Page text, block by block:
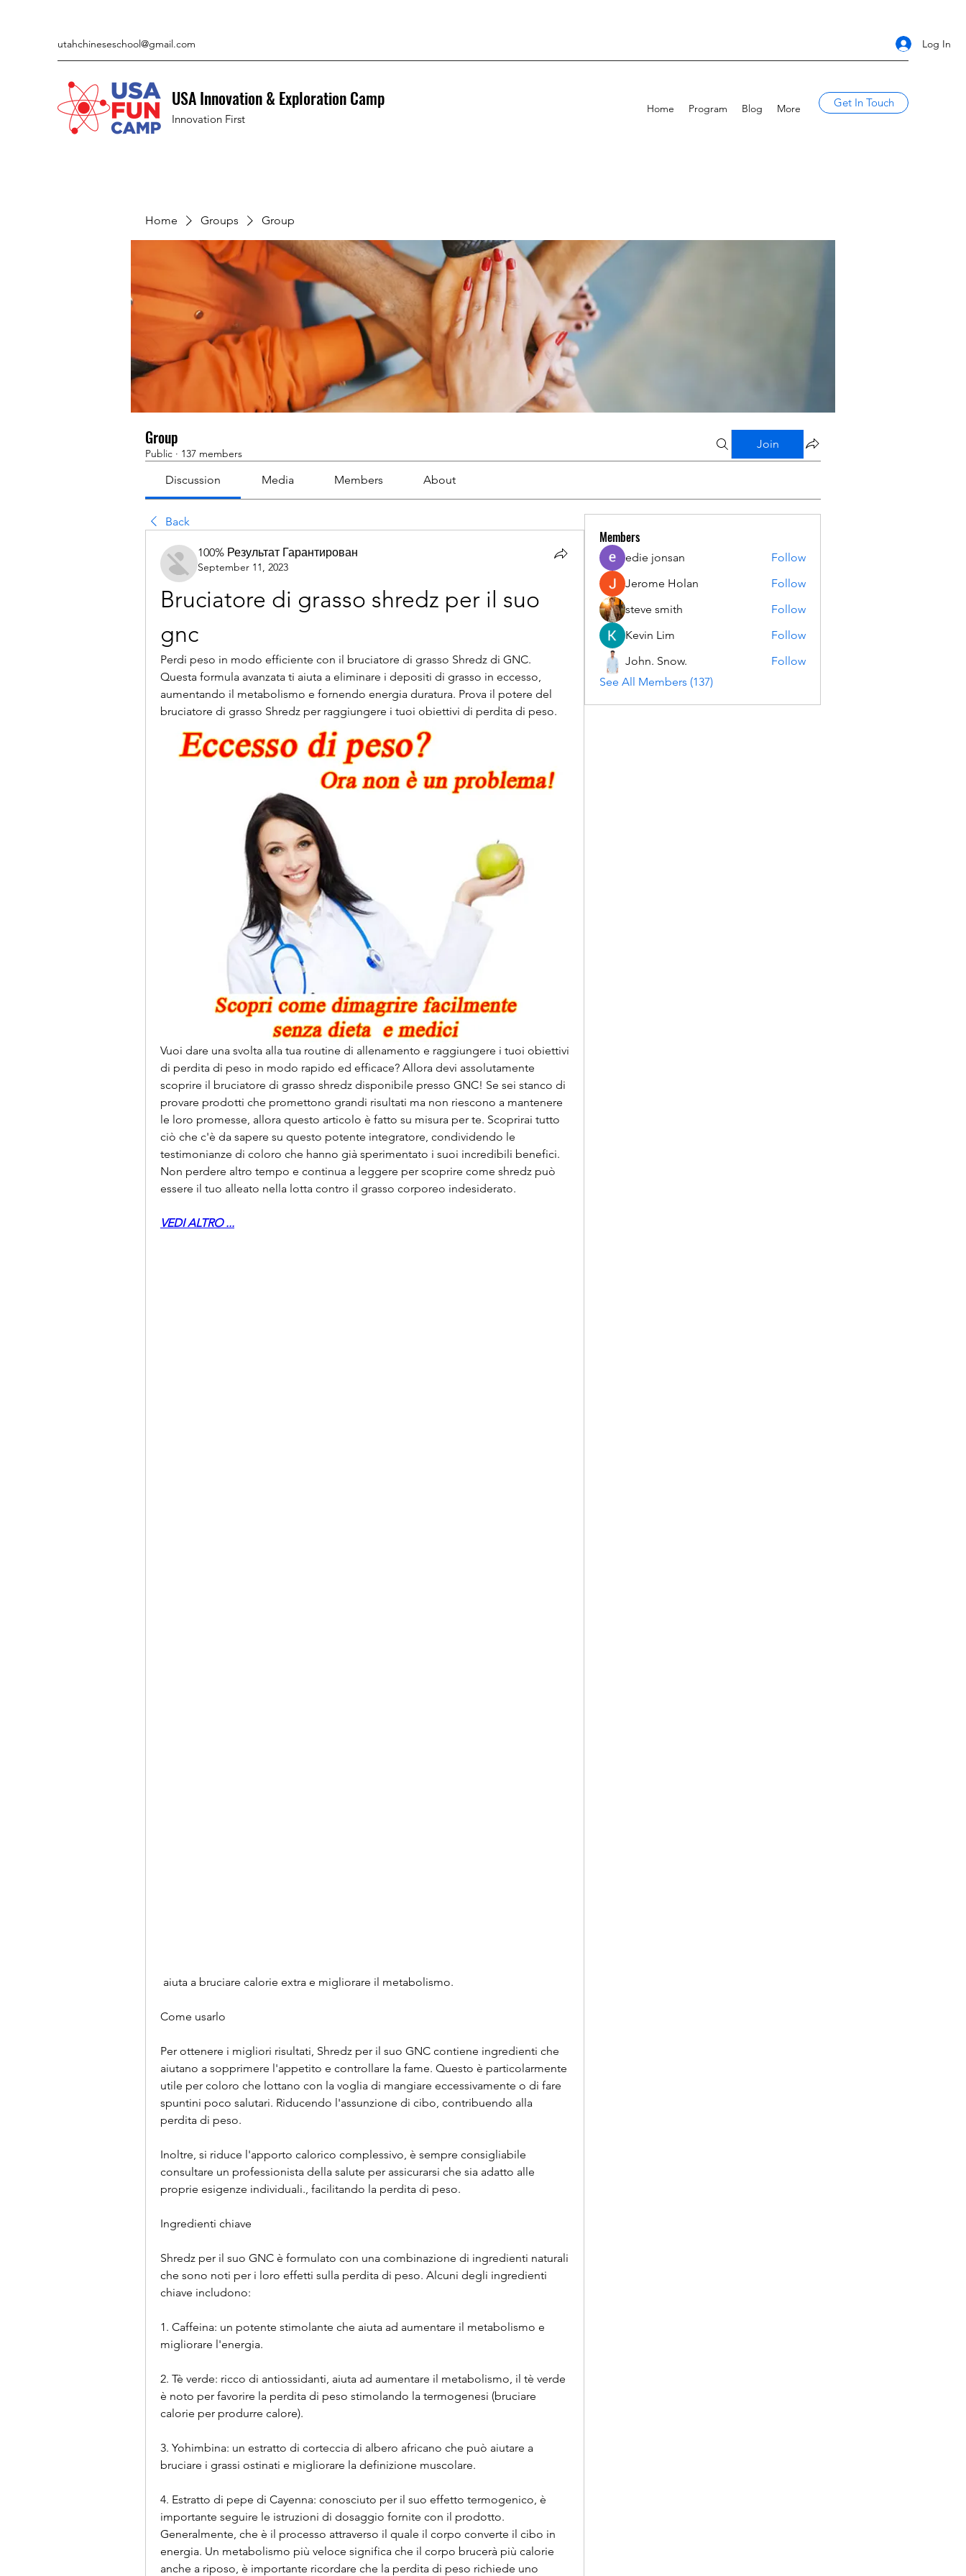
utahchineseschool@gmail.com Log In
USA Innovation & Exploration Camp
Innovation First
Home Program Blog More Get In Touch
Home Groups Group
Group
Public · 137 members
Join
Discussion Media Members About
Back
100% Результат Гарантирован
September 11, 2023
Bruciatore di grasso shredz per il suo
gnc
Perdi peso in modo efficiente con il bruciatore di grasso Shredz di GNC.
Questa formula avanzata ti aiuta a eliminare i depositi di grasso in eccesso,
aumentando il metabolismo e fornendo energia duratura. Prova il potere del
bruciatore di grasso Shredz per raggiungere i tuoi obiettivi di perdita di peso.
Vuoi dare una svolta alla tua routine di allenamento e raggiungere i tuoi obiettivi
di perdita di peso in modo rapido ed efficace? Allora devi assolutamente
scoprire il bruciatore di grasso shredz disponibile presso GNC! Se sei stanco di
provare prodotti che promettono grandi risultati ma non riescono a mantenere
le loro promesse, allora questo articolo è fatto su misura per te. Scoprirai tutto
ciò che c'è da sapere su questo potente integratore, condividendo le
testimonianze di coloro che hanno già sperimentato i suoi incredibili benefici.
Non perdere altro tempo e continua a leggere per scoprire come shredz può
essere il tuo alleato nella lotta contro il grasso corporeo indesiderato.
VEDI ALTRO ...
aiuta a bruciare calorie extra e migliorare il metabolismo.
Come usarlo
Per ottenere i migliori risultati, Shredz per il suo GNC contiene ingredienti che
aiutano a sopprimere l'appetito e controllare la fame. Questo è particolarmente
utile per coloro che lottano con la voglia di mangiare eccessivamente o di fare
spuntini poco salutari. Riducendo l'assunzione di cibo, contribuendo alla
perdita di peso.
Inoltre, si riduce l'apporto calorico complessivo, è sempre consigliabile
consultare un professionista della salute per assicurarsi che sia adatto alle
proprie esigenze individuali., facilitando la perdita di peso.
Ingredienti chiave
Shredz per il suo GNC è formulato con una combinazione di ingredienti naturali
che sono noti per i loro effetti sulla perdita di peso. Alcuni degli ingredienti
chiave includono:
1. Caffeina: un potente stimolante che aiuta ad aumentare il metabolismo e
migliorare l'energia.
2. Tè verde: ricco di antiossidanti, aiuta ad aumentare il metabolismo, il tè verde
è noto per favorire la perdita di peso stimolando la termogenesi (bruciare
calorie per produrre calore).
3. Yohimbina: un estratto di corteccia di albero africano che può aiutare a
bruciare i grassi ostinati e migliorare la definizione muscolare.
4. Estratto di pepe di Cayenna: conosciuto per il suo effetto termogenico, è
importante seguire le istruzioni di dosaggio fornite con il prodotto.
Generalmente, che è il processo attraverso il quale il corpo converte il cibo in
energia. Un metabolismo più veloce significa che il corpo brucerà più calorie
anche a riposo, è importante ricordare che la perdita di peso richiede uno
Members
edie jonsan
Follow
Jerome Holan
Follow
steve smith
Follow
Kevin Lim
Follow
John. Snow.
Follow
See All Members (137)